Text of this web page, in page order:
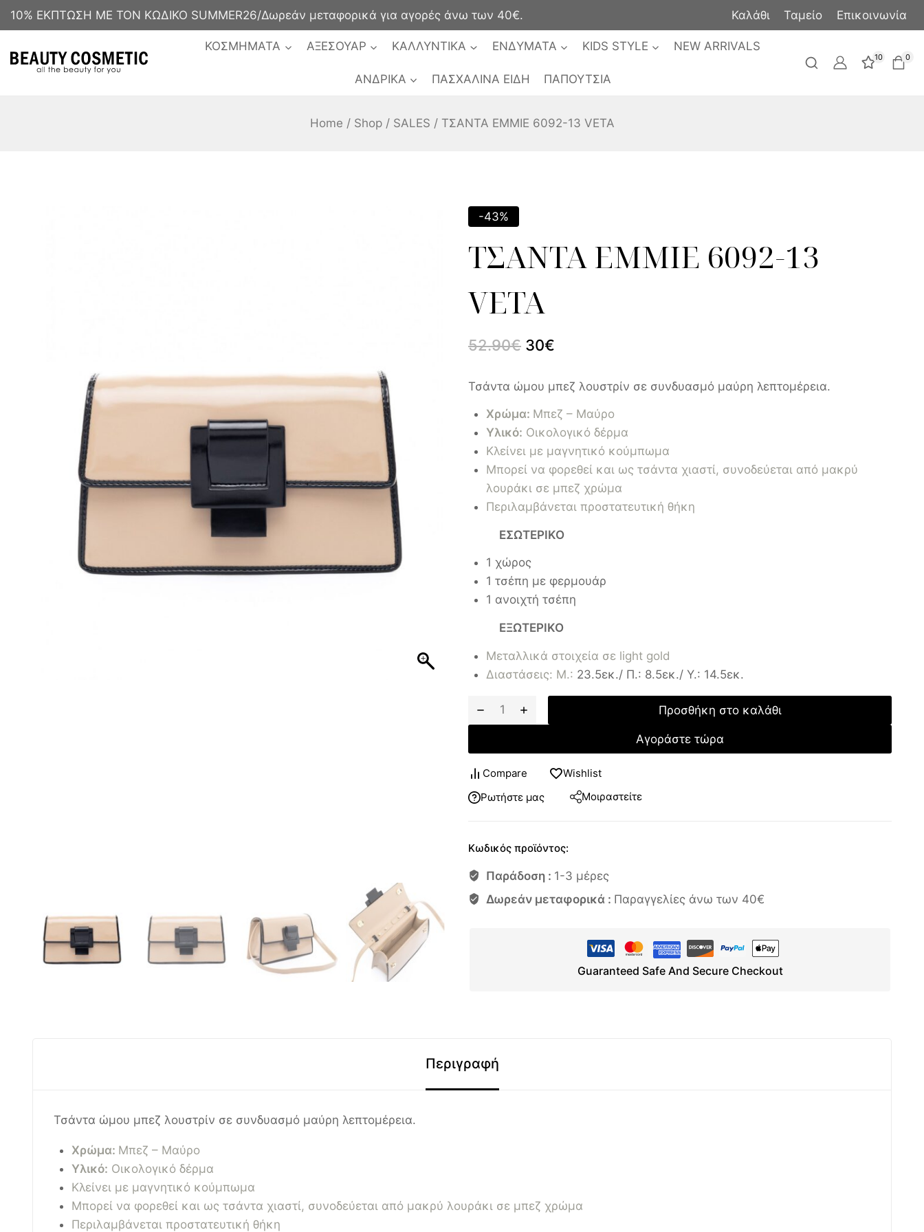
10% ΕΚΠΤΩΣΗ ΜΕ ΤΟΝ ΚΩΔΙΚΟ SUMMER26/Δωρεάν μεταφορικά για αγορές άνω των 40€. Καλάθι Ταμείο Επικοινωνία
ΚΟΣΜΗΜΑΤΑ ΑΞΕΣΟΥΑΡ ΚΑΛΛΥΝΤΙΚΑ ΕΝΔΥΜΑΤΑ KIDS STYLE NEW ARRIVALS
ΑΝΔΡΙΚΑ ΠΑΣΧΑΛΙΝΑ ΕΙΔΗ ΠΑΠΟΥΤΣΙΑ
10 0
Home / Shop / SALES / TΣΑΝΤΑ EMMIE 6092-13 VETA
-43%
TΣΑΝΤΑ EMMIE 6092-13
VETA
52.90€ 30€
Τσάντα ώμου μπεζ λουστρίν σε συνδυασμό μαύρη λεπτομέρεια.
Χρώμα: Μπεζ – Μαύρο
Υλικό: Οικολογικό δέρμα
Κλείνει με μαγνητικό κούμπωμα
Μπορεί να φορεθεί και ως τσάντα χιαστί, συνοδεύεται από μακρύ
λουράκι σε μπεζ χρώμα
Περιλαμβάνεται προστατευτική θήκη
ΕΣΩΤΕΡΙΚΟ
1 χώρος
1 τσέπη με φερμουάρ
1 ανοιχτή τσέπη
ΕΞΩΤΕΡΙΚΟ
Μεταλλικά στοιχεία σε light gold
Διαστάσεις: Μ.: 23.5εκ./ Π.: 8.5εκ./ Υ.: 14.5εκ.
Προσθήκη στο καλάθι
Αγοράστε τώρα
Compare
Wishlist
Ρωτήστε μας
Μοιραστείτε
Κωδικός προϊόντος:
Παράδοση : 1-3 μέρες
Δωρεάν μεταφορικά : Παραγγελίες άνω των 40€
Guaranteed Safe And Secure Checkout
Περιγραφή
Τσάντα ώμου μπεζ λουστρίν σε συνδυασμό μαύρη λεπτομέρεια.
Χρώμα: Μπεζ – Μαύρο
Υλικό: Οικολογικό δέρμα
Κλείνει με μαγνητικό κούμπωμα
Μπορεί να φορεθεί και ως τσάντα χιαστί, συνοδεύεται από μακρύ λουράκι σε μπεζ χρώμα
Περιλαμβάνεται προστατευτική θήκη